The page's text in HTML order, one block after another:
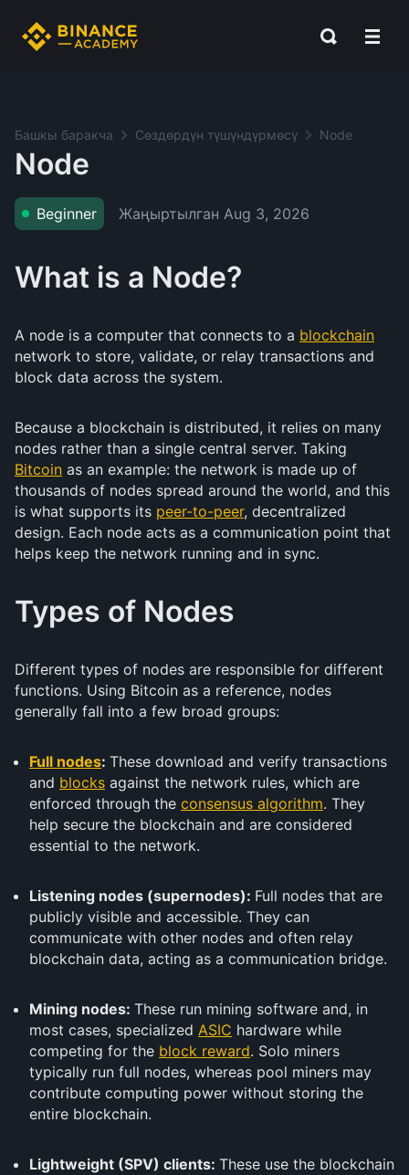
Башкы баракча Сөздөрдүн түшүндүрмөсү Node
Node
Beginner Жаңыртылган Aug 3, 2026
What is a Node?
A node is a computer that connects to a blockchain
network to store, validate, or relay transactions and
block data across the system.
Because a blockchain is distributed, it relies on many
nodes rather than a single central server. Taking
Bitcoin as an example: the network is made up of
thousands of nodes spread around the world, and this
is what supports its peer-to-peer, decentralized
design. Each node acts as a communication point that
helps keep the network running and in sync.
Types of Nodes
Different types of nodes are responsible for different
functions. Using Bitcoin as a reference, nodes
generally fall into a few broad groups:
Full nodes: These download and verify transactions
and blocks against the network rules, which are
enforced through the consensus algorithm. They
help secure the blockchain and are considered
essential to the network.
Listening nodes (supernodes): Full nodes that are
publicly visible and accessible. They can
communicate with other nodes and often relay
blockchain data, acting as a communication bridge.
Mining nodes: These run mining software and, in
most cases, specialized ASIC hardware while
competing for the block reward. Solo miners
typically run full nodes, whereas pool miners may
contribute computing power without storing the
entire blockchain.
Lightweight (SPV) clients: These use the blockchain